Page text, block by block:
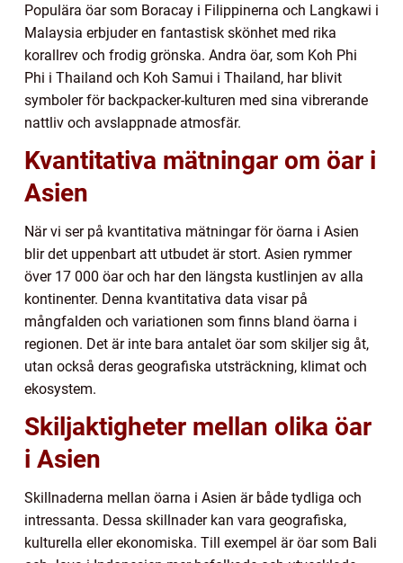
Populära öar som Boracay i Filippinerna och Langkawi i
Malaysia erbjuder en fantastisk skönhet med rika
korallrev och frodig grönska. Andra öar, som Koh Phi
Phi i Thailand och Koh Samui i Thailand, har blivit
symboler för backpacker-kulturen med sina vibrerande
nattliv och avslappnade atmosfär.
Kvantitativa mätningar om öar i
Asien
När vi ser på kvantitativa mätningar för öarna i Asien
blir det uppenbart att utbudet är stort. Asien rymmer
över 17 000 öar och har den längsta kustlinjen av alla
kontinenter. Denna kvantitativa data visar på
mångfalden och variationen som finns bland öarna i
regionen. Det är inte bara antalet öar som skiljer sig åt,
utan också deras geografiska utsträckning, klimat och
ekosystem.
Skiljaktigheter mellan olika öar
i Asien
Skillnaderna mellan öarna i Asien är både tydliga och
intressanta. Dessa skillnader kan vara geografiska,
kulturella eller ekonomiska. Till exempel är öar som Bali